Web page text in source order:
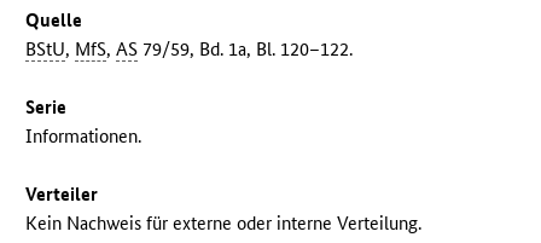
Quelle
BStU, MfS,AS 79/59, Bd. 1a, Bl. 120–122.
Serie
Informationen.
Verteiler
Kein Nachweis für externe oder interne Verteilung.